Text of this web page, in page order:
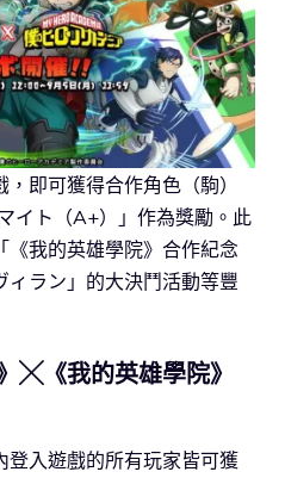
即可獲得合作角色（駒）
イト（A+）」作為獎勵。此
我的英雄學院》合作紀念
ラン」的大決鬥活動等豐
╳《我的英雄學院》
登入遊戲的所有玩家皆可獲